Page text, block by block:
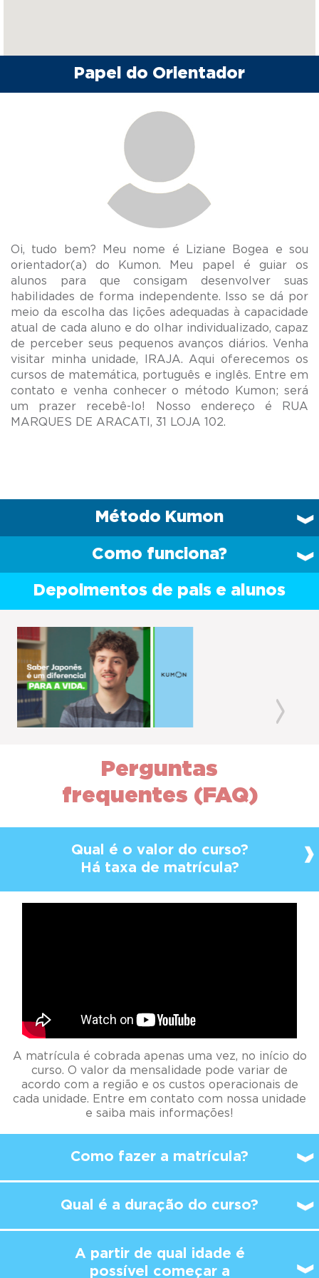
Papel do Orientador
Oi, tudo bem? Meu nome é Liziane Bogea e sou
orientador(a) do Kumon. Meu papel é guiar os
alunos para que consigam desenvolver suas
habilidades de forma independente. Isso se dá por
meio da escolha das lições adequadas à capacidade
atual de cada aluno e do olhar individualizado, capaz
de perceber seus pequenos avanços diários. Venha
visitar minha unidade, IRAJA. Aqui oferecemos os
cursos de matemática, português e inglês. Entre em
contato e venha conhecer o método Kumon; será
um prazer recebê-lo! Nosso endereço é RUA
Método Kumon
Como funciona?
Depoimentos de pais e alunos
Previous
Perguntas
frequentes (FAQ)
Qual é o valor do curso?
Há taxa de matrícula?
A matrícula é cobrada apenas uma vez, no início do
curso. O valor da mensalidade pode variar de
acordo com a região e os custos operacionais de
cada unidade. Entre em contato com nossa unidade
e saiba mais informações!
Como fazer a matrícula?
Qual é a duração do curso?
A partir de qual idade é
possível começar a